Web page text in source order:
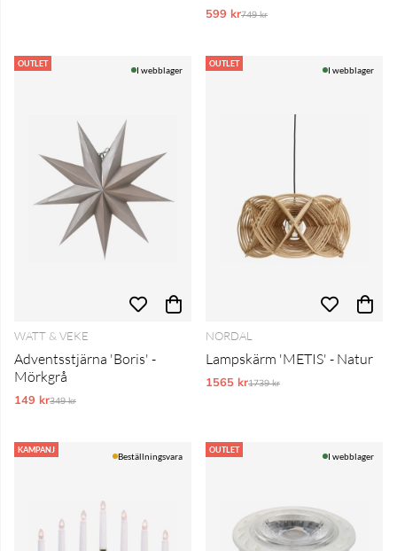
599 krOrdinarie pris:
749 kr
OUTLET
I webblager
WATT & VEKE
Adventsstjärna 'Boris' -
Mörkgrå
149 krOrdinarie pris:
349 kr
OUTLET
I webblager
NORDAL
Lampskärm 'METIS' - Natur
1565 krOrdinarie pris:
1739 kr
KAMPANJ
Beställningsvara
OUTLET
I webblager